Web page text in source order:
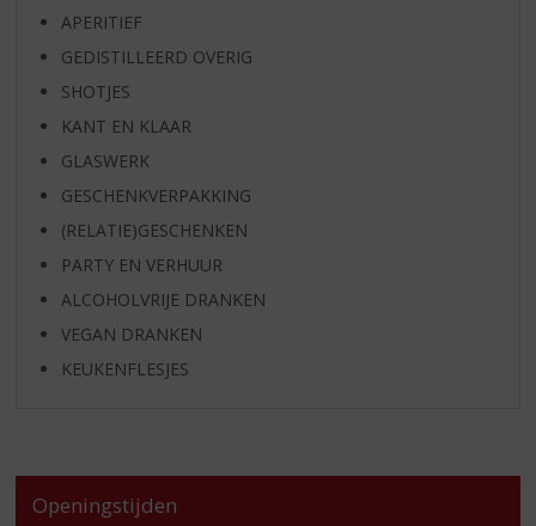
APERITIEF
GEDISTILLEERD OVERIG
SHOTJES
KANT EN KLAAR
GLASWERK
GESCHENKVERPAKKING
(RELATIE)GESCHENKEN
PARTY EN VERHUUR
ALCOHOLVRIJE DRANKEN
VEGAN DRANKEN
KEUKENFLESJES
Openingstijden